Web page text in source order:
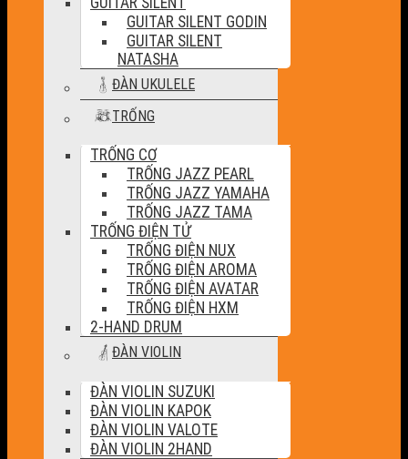
GUITAR SILENT GODIN
GUITAR SILENT
NATASHA
ĐÀN UKULELE
TRỐNG
TRỐNG CƠ
TRỐNG JAZZ PEARL
TRỐNG JAZZ YAMAHA
TRỐNG JAZZ TAMA
TRỐNG ĐIỆN TỬ
TRỐNG ĐIỆN NUX
TRỐNG ĐIỆN AROMA
TRỐNG ĐIỆN AVATAR
TRỐNG ĐIỆN HXM
2-HAND DRUM
ĐÀN VIOLIN
ĐÀN VIOLIN SUZUKI
ĐÀN VIOLIN KAPOK
ĐÀN VIOLIN VALOTE
ĐÀN VIOLIN 2HAND